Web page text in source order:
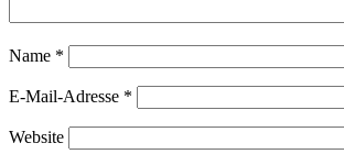
Name *
E-Mail-Adresse *
Website